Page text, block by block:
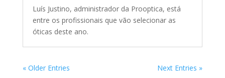
Luís Justino, administrador da Prooptica, está
entre os profissionais que vão selecionar as
óticas deste ano.
« Older Entries Next Entries »